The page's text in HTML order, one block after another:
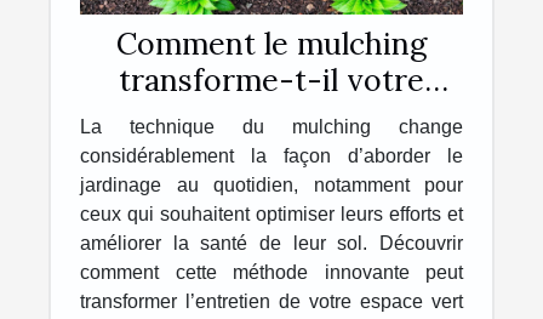
Comment le mulching
transforme-t-il votre
jardinage quotidien ?
La technique du mulching change
considérablement la façon d’aborder le
jardinage au quotidien, notamment pour
ceux qui souhaitent optimiser leurs efforts et
améliorer la santé de leur sol. Découvrir
comment cette méthode innovante peut
transformer l’entretien de votre espace vert